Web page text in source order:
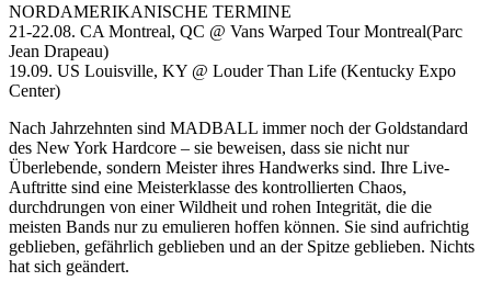
NORDAMERIKANISCHE TERMINE
21-22.08. CA Montreal, QC @ Vans Warped Tour Montreal(Parc
Jean Drapeau)
19.09. US Louisville, KY @ Louder Than Life (Kentucky Expo
Center)
Nach Jahrzehnten sind MADBALL immer noch der Goldstandard
des New York Hardcore – sie beweisen, dass sie nicht nur
Überlebende, sondern Meister ihres Handwerks sind. Ihre Live-
Auftritte sind eine Meisterklasse des kontrollierten Chaos,
durchdrungen von einer Wildheit und rohen Integrität, die die
meisten Bands nur zu emulieren hoffen können. Sie sind aufrichtig
geblieben, gefährlich geblieben und an der Spitze geblieben. Nichts
hat sich geändert.